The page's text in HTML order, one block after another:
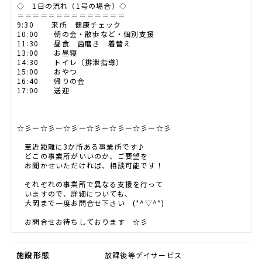
◇ 1日の流れ（1号の場合）◇
＝＝＝＝＝＝＝＝＝＝＝＝＝＝
9:30 来所 健康チェック
10:00 朝の会・散歩など・個別支援
11:30 昼食 歯磨き 着替え
13:00 お昼寝
14:30 トイレ（排泄指導）
15:00 おやつ
16:40 帰りの会
17:00 送迎
☆彡ー☆彡ー☆彡ー☆彡ー☆彡ー☆彡ー☆彡
至近距離に3か所ある事業所です♪
どこの事業所がいいのか、ご要望を
お聞かせいただければ、相談可能です！
それぞれの事業所で異なる支援を行って
いますので、詳細についても、
大岡まで一度お問合せ下さい (*^▽^*)
お問合せお待ちしております ☆彡
施設形態 放課後等デイサービス